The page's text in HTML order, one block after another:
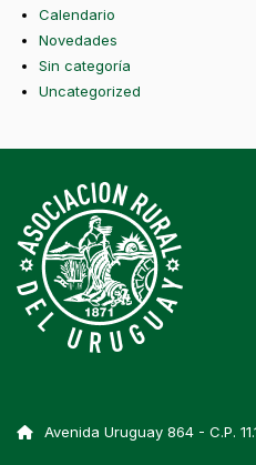
Calendario
Novedades
Sin categoría
Uncategorized
Avenida Uruguay 864 - C.P.